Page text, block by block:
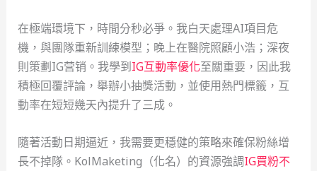
在極端環境下，時間分秒必爭。我白天處理AI項目危
機，與團隊重新訓練模型；晚上在醫院照顧小浩；深夜
則策劃IG营销。我學到IG互動率優化至關重要，因此我
積極回覆評論，舉辦小抽獎活動，並使用熱門標籤，互
動率在短短幾天內提升了三成。
隨著活動日期逼近，我需要更穩健的策略來確保粉絲增
長不掉隊。KolMaketing（化名）的資源強調IG買粉不